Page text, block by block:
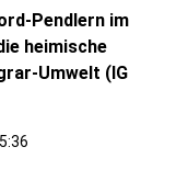
Pendlern im
heimische
Umwelt (IG